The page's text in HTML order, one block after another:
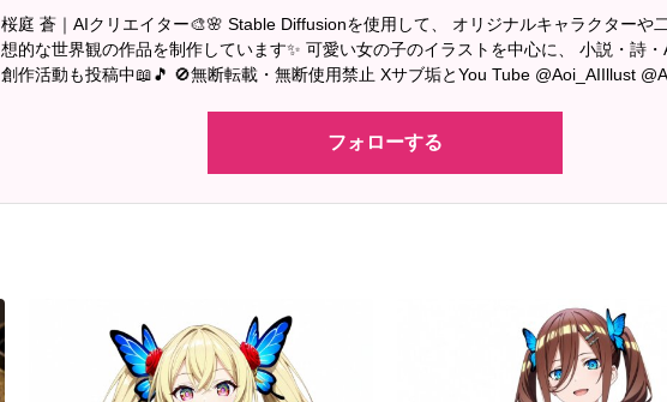
桜庭 蒼｜AIクリエイター🎨🌸 Stable Diffusionを使用して、 オリジナルキャラクターや
想的な世界観の作品を制作しています✨ 可愛い女の子のイラストを中心に、 小説・詩
創作活動も投稿中📖🎵 🚫無断転載・無断使用禁止 Xサブ垢とYou Tube @Aoi_AIIllust
フォローする